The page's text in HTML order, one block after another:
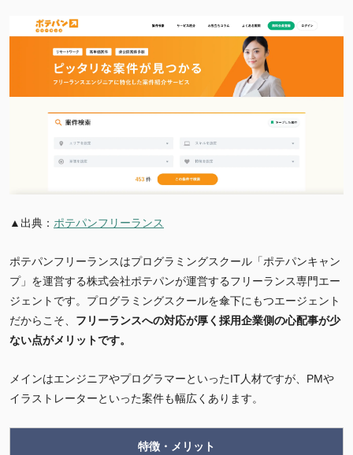
▲出典： ポテパンフリーランス
ポテパンフリーランスはプログラミングスクール「ポテパンキャン
プ」を運営する株式会社ポテパンが運営するフリーランス専門エー
ジェントです。プログラミングスクールを傘下にもつエージェント
だからこそ、 フリーランスへの対応が厚く採用企業側の心配事が少
ない点がメリットです。
メインはエンジニアやプログラマーといったIT人材ですが、PMや
イラストレーターといった案件も幅広くあります。
特徴・メリット